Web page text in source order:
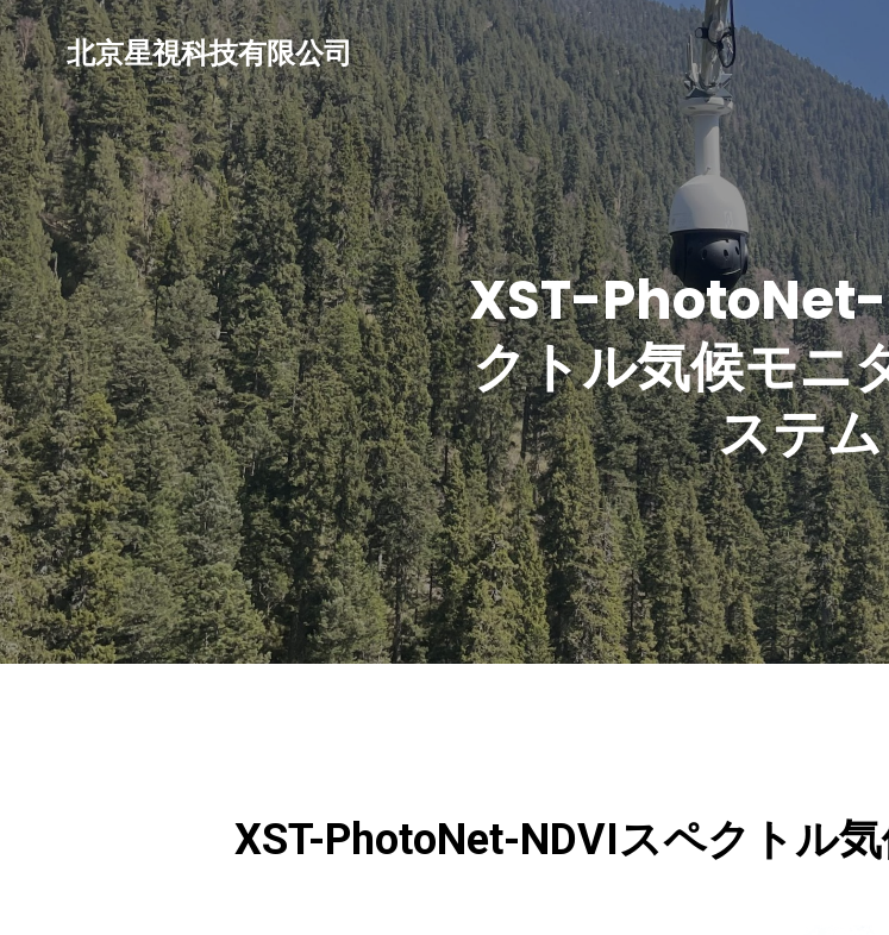
北京星視科技有限公司
XST-
クトル気候モニ
ステム
XST-PhotoNet-NDVIスペクトル